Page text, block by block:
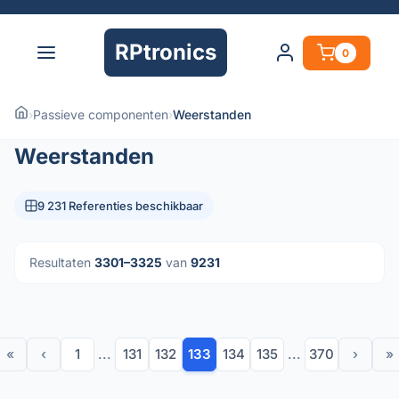
RPtronics 0
›Passieve componenten›Weerstanden
Weerstanden
9 231 Referenties beschikbaar
Resultaten 3301–3325 van 9231
« ‹ 1 ... 131 132 133 134 135 ... 370 › »